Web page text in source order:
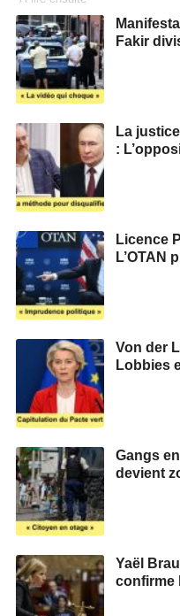
Fakir
La
:
Licence
L’OTAN
Von der
Lobbies
Gangs
devient
Yaël
confirme